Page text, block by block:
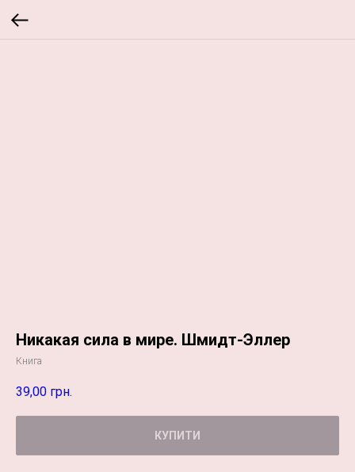
Никакая сила в мире. Шмидт-Эллер
Книга
39,00 грн.
КУПИТИ